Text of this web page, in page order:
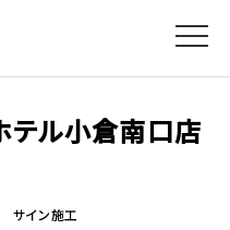
テル小倉南口店
サイン施工